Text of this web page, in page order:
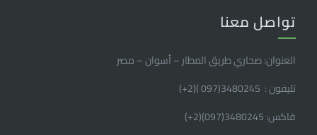
تواصل معنا
العنوان: صحاري طريق المطار – أسوان – مصر
تليفون : 3480245(097 )(2
+
)
فاكس: 3480245(097)(2
+
)